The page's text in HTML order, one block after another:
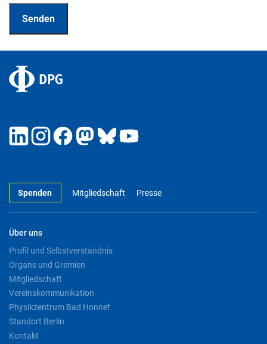
Spenden Mitgliedschaft Presse
Über uns
Profil und Selbstverständnis
Organe und Gremien
Mitgliedschaft
Vereinskommunikation
Physikzentrum Bad Honnef
Standort Berlin
Kontakt